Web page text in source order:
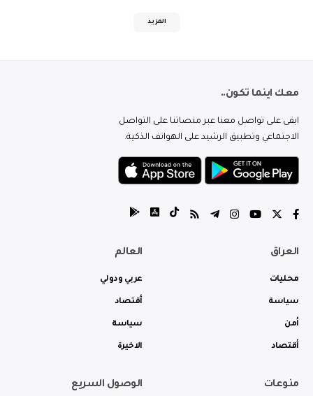
المزيد
معك اينما تكون..
ابقى على تواصل معنا عبر منصاتنا على التواصل
الاجتماعي وتطبيق الرشيد على الهواتف الذكية.
العراق
محليات
سياسة
أمن
أقتصاد
العالم
عربي ودولي
أقتصاد
سياسة
الاخيرة
منوعات الوصول السريع